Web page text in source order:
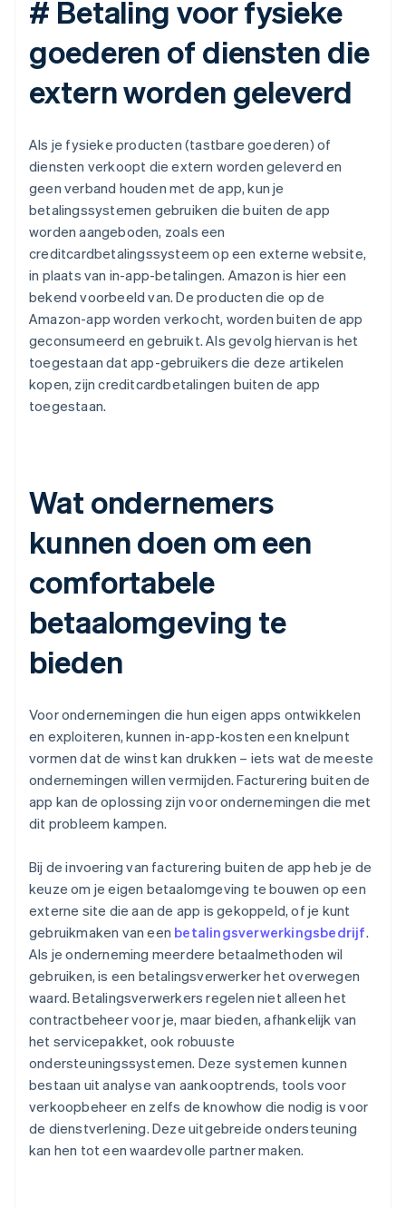
# Betaling voor fysieke
goederen of diensten die
extern worden geleverd
Als je fysieke producten (tastbare goederen) of
diensten verkoopt die extern worden geleverd en
geen verband houden met de app, kun je
betalingssystemen gebruiken die buiten de app
worden aangeboden, zoals een
creditcardbetalingssysteem op een externe website,
in plaats van in-app-betalingen. Amazon is hier een
bekend voorbeeld van. De producten die op de
Amazon-app worden verkocht, worden buiten de app
geconsumeerd en gebruikt. Als gevolg hiervan is het
toegestaan dat app-gebruikers die deze artikelen
kopen, zijn creditcardbetalingen buiten de app
toegestaan.
Wat ondernemers
kunnen doen om een
comfortabele
betaalomgeving te
bieden
Voor ondernemingen die hun eigen apps ontwikkelen
en exploiteren, kunnen in-app-kosten een knelpunt
vormen dat de winst kan drukken – iets wat de meeste
ondernemingen willen vermijden. Facturering buiten de
app kan de oplossing zijn voor ondernemingen die met
dit probleem kampen.
Bij de invoering van facturering buiten de app heb je de
keuze om je eigen betaalomgeving te bouwen op een
externe site die aan de app is gekoppeld, of je kunt
gebruikmaken van een betalingsverwerkingsbedrijf.
Als je onderneming meerdere betaalmethoden wil
gebruiken, is een betalingsverwerker het overwegen
waard. Betalingsverwerkers regelen niet alleen het
contractbeheer voor je, maar bieden, afhankelijk van
het servicepakket, ook robuuste
ondersteuningssystemen. Deze systemen kunnen
bestaan uit analyse van aankooptrends, tools voor
verkoopbeheer en zelfs de knowhow die nodig is voor
de dienstverlening. Deze uitgebreide ondersteuning
kan hen tot een waardevolle partner maken.